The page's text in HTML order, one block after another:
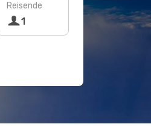
Reisende
1